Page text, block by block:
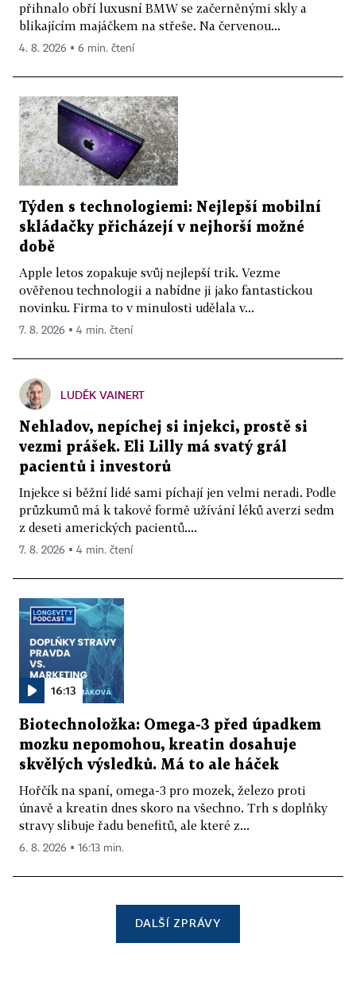
přihnalo obří luxusní BMW se začerněnými skly a
blikajícím majáčkem na střeše. Na červenou...
4. 8. 2026 ▪ 6 min. čtení
Týden s technologiemi: Nejlepší mobilní
skládačky přicházejí v nejhorší možné
době
Apple letos zopakuje svůj nejlepší trik. Vezme
ověřenou technologii a nabídne ji jako fantastickou
novinku. Firma to v minulosti udělala v...
7. 8. 2026 ▪ 4 min. čtení
LUDĚK VAINERT
Nehladov, nepíchej si injekci, prostě si
vezmi prášek. Eli Lilly má svatý grál
pacientů i investorů
Injekce si běžní lidé sami píchají jen velmi neradi. Podle
průzkumů má k takové formě užívání léků averzi sedm
z deseti amerických pacientů....
7. 8. 2026 ▪ 4 min. čtení
16:13
Biotechnoložka: Omega-3 před úpadkem
mozku nepomohou, kreatin dosahuje
skvělých výsledků. Má to ale háček
Hořčík na spaní, omega-3 pro mozek, železo proti
únavě a kreatin dnes skoro na všechno. Trh s doplňky
stravy slibuje řadu benefitů, ale které z...
6. 8. 2026 ▪ 16:13 min.
DALŠÍ ZPRÁVY